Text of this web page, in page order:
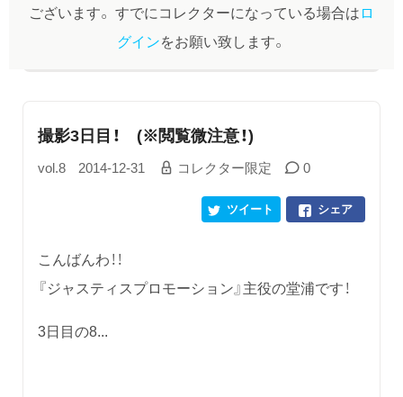
ございます。 すでにコレクターになっている場合はロ
グインをお願い致します。
撮影3日目！ (※閲覧微注意！)
vol.8 2014-12-31 コレクター限定 0
シェア
ツイート
こんばんわ！！
『ジャスティスプロモーション』主役の堂浦です！
3日目の8...